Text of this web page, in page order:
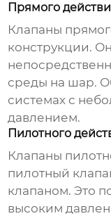
Прямого
Клапаны
конструкции.
среды на шар.
системах с
давлением.
Пилотного
Клапаны
пилотный
клапаном. Это
высоким